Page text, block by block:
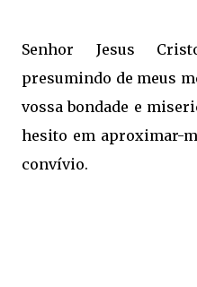
Senhor Jesus
presumindo de meus
vossa bondade e
hesito em aproximar-
convívio.